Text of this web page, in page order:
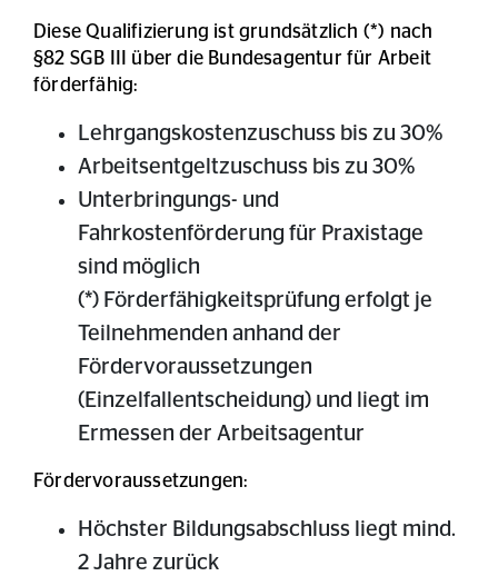
Diese Qualifizierung ist grundsätzlich (*) nach
§82 SGB III über die Bundesagentur für Arbeit
förderfähig:
Lehrgangskostenzuschuss bis zu 30%
Arbeitsentgeltzuschuss bis zu 30%
Unterbringungs- und
Fahrkostenförderung für Praxistage
sind möglich
(*) Förderfähigkeitsprüfung erfolgt je
Teilnehmenden anhand der
Fördervoraussetzungen
(Einzelfallentscheidung) und liegt im
Ermessen der Arbeitsagentur
Fördervoraussetzungen:
Höchster Bildungsabschluss liegt mind.
2 Jahre zurück